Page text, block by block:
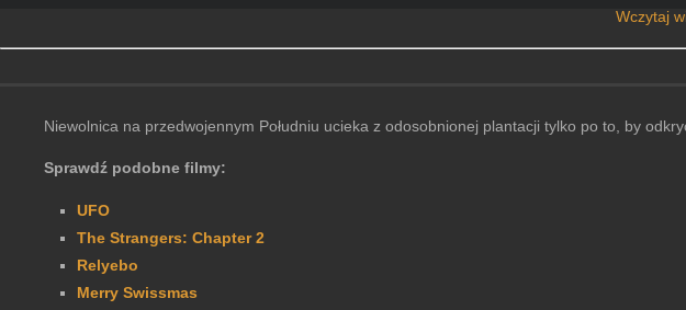
Wczytaj
Niewolnica na przedwojennym Południu ucieka z odosobnionej plantacji tylko po to, by
Sprawdź podobne filmy:
UFO
The Strangers: Chapter 2
Relyebo
Merry Swissmas